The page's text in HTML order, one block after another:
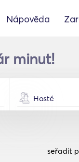
Nápověda
minut!
Hosté
seřadit